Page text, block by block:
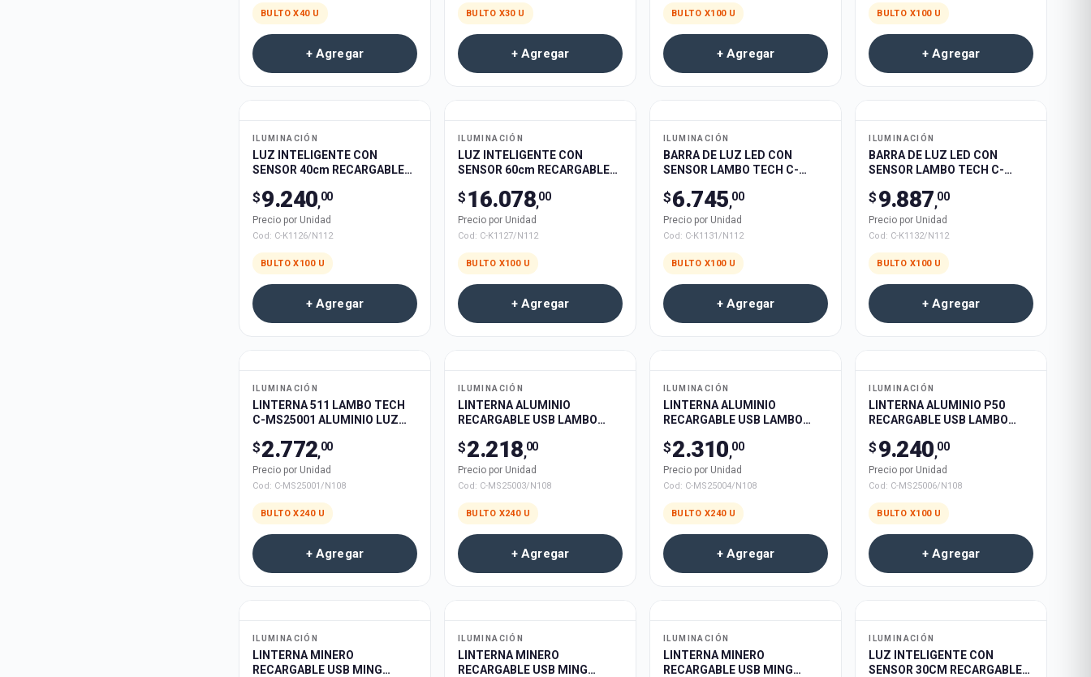
BULTO X40 U
+ Agregar
BULTO X30 U
+ Agregar
BULTO X100 U
+ Agregar
BULTO X100 U
+ Agregar
ILUMINACIÓN
LUZ INTELIGENTE CON
SENSOR 40cm RECARGABLE
100u
$9.240,00
Precio por Unidad
Cod: C-K1126/N112
BULTO X100 U
+ Agregar
ILUMINACIÓN
LUZ INTELIGENTE CON
SENSOR 60cm RECARGABLE
100u
$ 16.078,00
Precio por Unidad
Cod: C-K1127/N112
BULTO X100 U
+ Agregar
ILUMINACIÓN
BARRA DE LUZ LED CON
SENSOR LAMBO TECH C-
100u
$6.745,00
Precio por Unidad
Cod: C-K1131/N112
BULTO X100 U
+ Agregar
ILUMINACIÓN
BARRA DE LUZ LED CON
SENSOR LAMBO TECH C-
100u
$ 9.887,00
Precio por Unidad
Cod: C-K1132/N112
BULTO X100 U
+ Agregar
ILUMINACIÓN
LINTERNA 511 LAMBO TECH
C-MS25001 ALUMINIO LUZ
RECARGABLE 240u
$2.772,00
Precio por Unidad
Cod: C-MS25001/N108
BULTO X240 U
+ Agregar
ILUMINACIÓN
LINTERNA ALUMINIO
RECARGABLE USB LAMBO
$2.218,00
Precio por Unidad
Cod: C-MS25003/N108
BULTO X240 U
+ Agregar
ILUMINACIÓN
LINTERNA ALUMINIO
RECARGABLE USB LAMBO
$2.310,00
Precio por Unidad
Cod: C-MS25004/N108
BULTO X240 U
+ Agregar
ILUMINACIÓN
LINTERNA ALUMINIO P50
RECARGABLE USB LAMBO
$ 9.240,00
Precio por Unidad
Cod: C-MS25006/N108
BULTO X100 U
+ Agregar
ILUMINACIÓN
LINTERNA MINERO
RECARGABLE USB MING
ILUMINACIÓN
LINTERNA MINERO
RECARGABLE USB MING
ILUMINACIÓN
LINTERNA MINERO
RECARGABLE USB MING
ILUMINACIÓN
LUZ INTELIGENTE CON
SENSOR 30CM RECARGABLE